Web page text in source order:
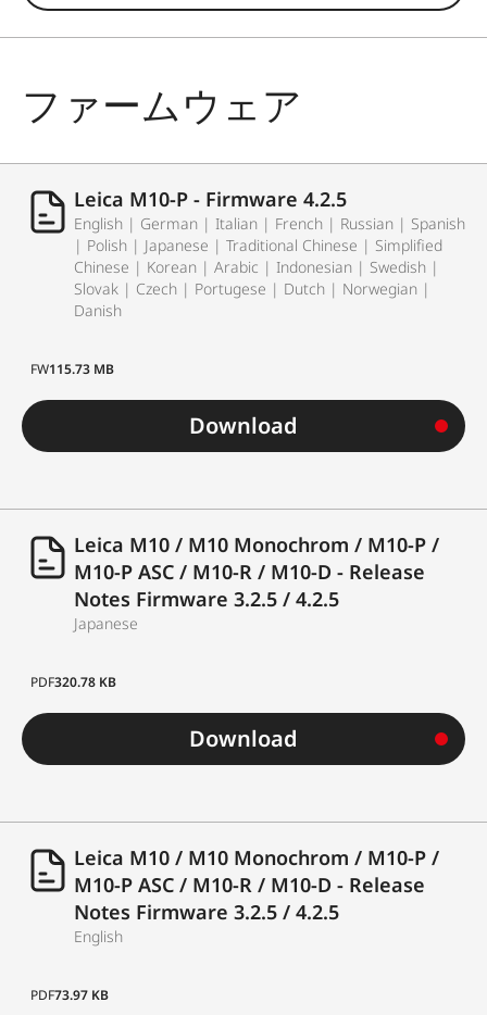
ファームウェア
Leica M10-P - Firmware 4.2.5
English | German | Italian | French | Russian | Spanish
| Polish | Japanese | Traditional Chinese | Simplified
Chinese | Korean | Arabic | Indonesian | Swedish |
Slovak | Czech | Portugese | Dutch | Norwegian |
Danish
FW115.73 MB
Download
Leica M10 / M10 Monochrom / M10-P /
M10-P ASC / M10-R / M10-D - Release
Notes Firmware 3.2.5 / 4.2.5
Japanese
PDF320.78 KB
Download
Leica M10 / M10 Monochrom / M10-P /
M10-P ASC / M10-R / M10-D - Release
Notes Firmware 3.2.5 / 4.2.5
English
PDF73.97 KB